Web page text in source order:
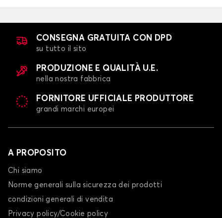
CONSEGNA GRATUITA CON DPD
su tutto il sito
PRODUZIONE E QUALITÀ U.E.
nella nostra fabbrica
FORNITORE UFFICIALE PRODUTTORE
grandi marchi europei
A PROPOSITO
Chi siamo
Norme generali sulla sicurezza dei prodotti
condizioni generali di vendita
Privacy policy/Cookie policy